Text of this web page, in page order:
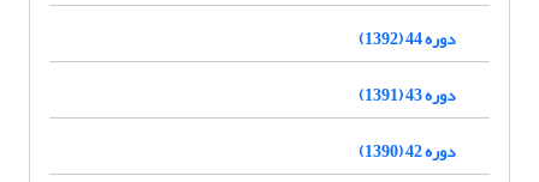
دوره 44 (1392)
دوره 43 (1391)
دوره 42 (1390)